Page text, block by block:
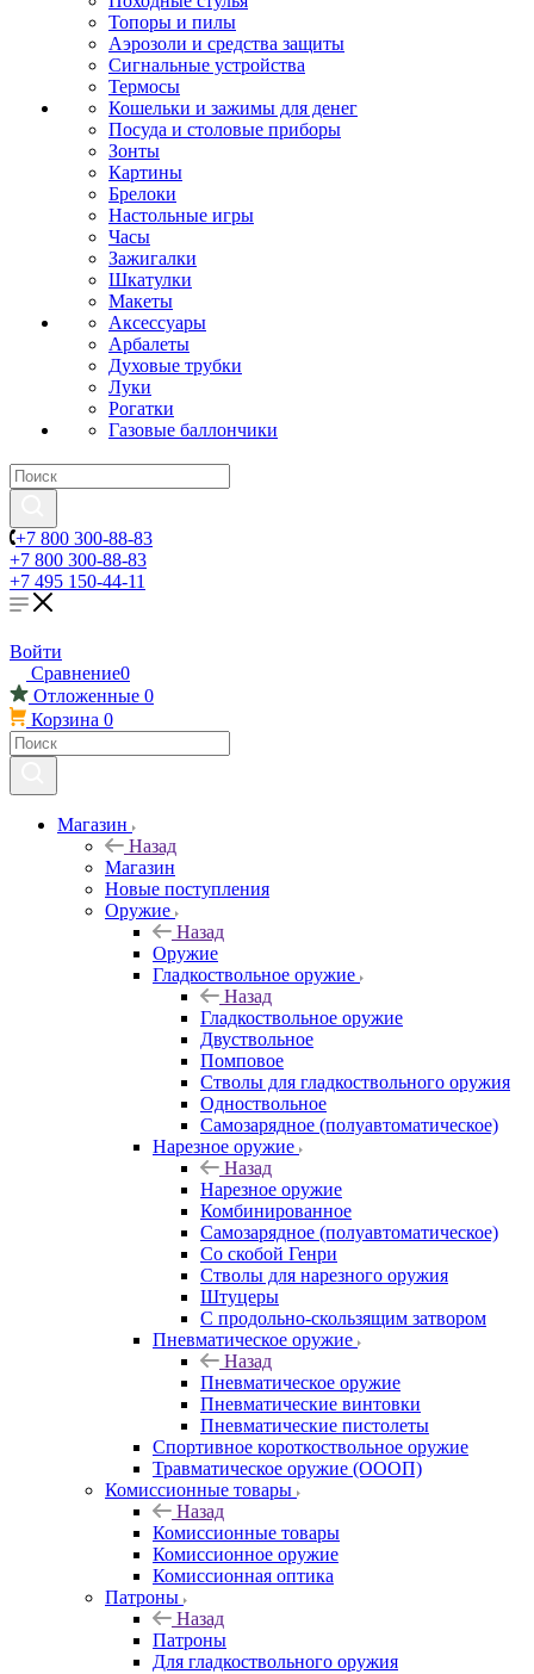
Топоры и пилы
Аэрозоли и средства защиты
Сигнальные устройства
Термосы
Кошельки и зажимы для денег
Посуда и столовые приборы
Зонты
Картины
Брелоки
Настольные игры
Часы
Зажигалки
Шкатулки
Макеты
Аксессуары
Арбалеты
Духовые трубки
Луки
Рогатки
Газовые баллончики
+7 800 300-88-83
+7 800 300-88-83
+7 495 150-44-11
Войти
Сравнение0
Отложенные 0
Корзина 0
Магазин
Назад
Магазин
Новые поступления
Оружие
Назад
Оружие
Гладкоствольное оружие
Назад
Гладкоствольное оружие
Двуствольное
Помповое
Стволы для гладкоствольного оружия
Одноствольное
Самозарядное (полуавтоматическое)
Нарезное оружие
Назад
Нарезное оружие
Комбинированное
Самозарядное (полуавтоматическое)
Со скобой Генри
Стволы для нарезного оружия
Штуцеры
С продольно-скользящим затвором
Пневматическое оружие
Назад
Пневматическое оружие
Пневматические винтовки
Пневматические пистолеты
Спортивное короткоствольное оружие
Травматическое оружие (ОООП)
Комиссионные товары
Назад
Комиссионные товары
Комиссионное оружие
Комиссионная оптика
Патроны
Назад
Патроны
Для гладкоствольного оружия